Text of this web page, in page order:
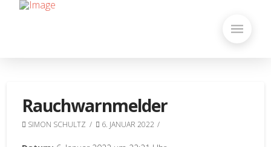
Rauchwarnmelder
SIMON SCHULTZ 6. JANUAR 2022